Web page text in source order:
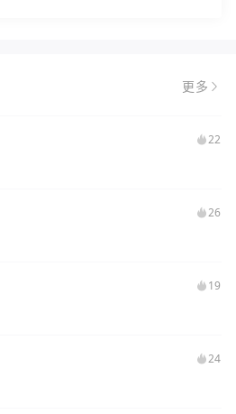
更多
22
26
19
24